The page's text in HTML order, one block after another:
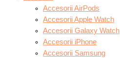
Accesorii AirPods
Accesorii Apple Watch
Accesorii Galaxy Watch
Accesorii iPhone
Accesorii Samsung